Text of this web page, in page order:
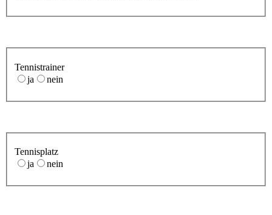
Tennistrainer
ja
nein
Tennisplatz
ja
nein